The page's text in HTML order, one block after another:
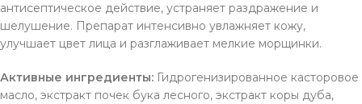
антисептическое действие, устраняет раздражение и
шелушение. Препарат интенсивно увлажняет кожу,
улучшает цвет лица и разглаживает мелкие морщинки.
Активные ингредиенты: Гидрогенизированное касторовое
масло, экстракт почек бука лесного, экстракт коры дуба,